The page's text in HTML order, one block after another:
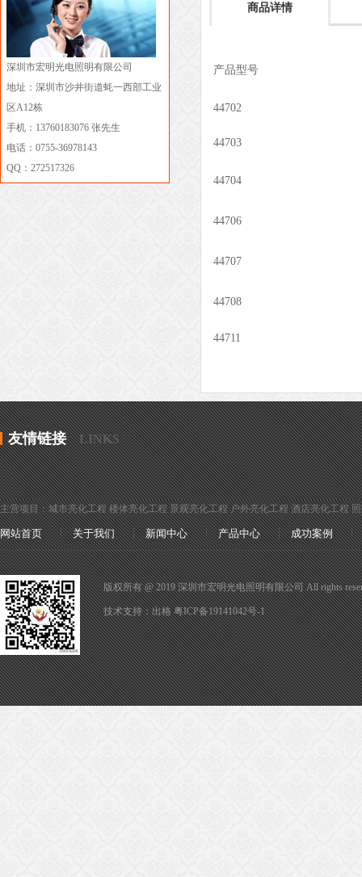
商品详情
产品型号
44702
44703
44704
44706
44707
44708
44711
深圳市宏明光电照明有限公司
地址：深圳市沙井街道蚝一西部工业
区A12栋
手机：13760183076 张先生
电话：0755-36978143
QQ：272517326
友情链接 LINKS
主营项目：城市亮化工程 楼体亮化工程 景观亮化工程 户外亮化工程 酒店亮化工程
网站首页 关于我们 新闻中心 产品中心 成功案例
版权所有 @ 2019 深圳市宏明光电照明有限公司 All rights
技术支持：出格 粤ICP备19141042号-1